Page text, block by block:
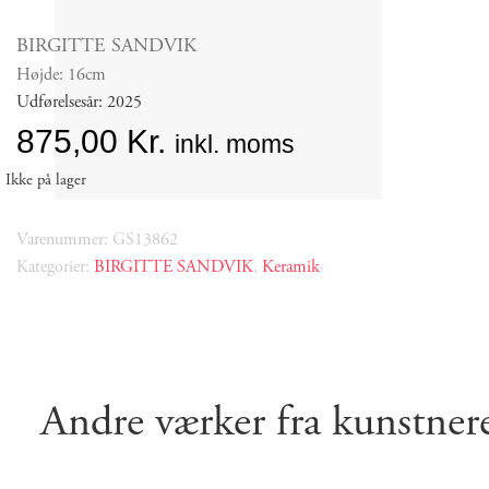
BIRGITTE SANDVIK
Højde: 16cm
Udførelsesår: 2025
875,00 Kr. inkl. moms
Ikke på lager
Varenummer: GS13862
Kategorier: BIRGITTE SANDVIK, Keramik
Andre værker fra